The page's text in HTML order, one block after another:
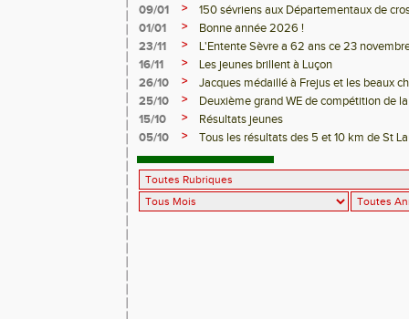
09/01
>
150 sévriens aux Départementaux de
01/01
>
Bonne année 2026 !
23/11
>
L'Entente Sèvre a 62 ans ce 23
16/11
>
Les jeunes brillent à Luçon
26/10
>
Jacques médaillé à Frejus et les beaux
25/10
>
Deuxième grand WE de compétition de
15/10
>
Résultats jeunes
05/10
> Tous les résultats des 5 et 10 km de St